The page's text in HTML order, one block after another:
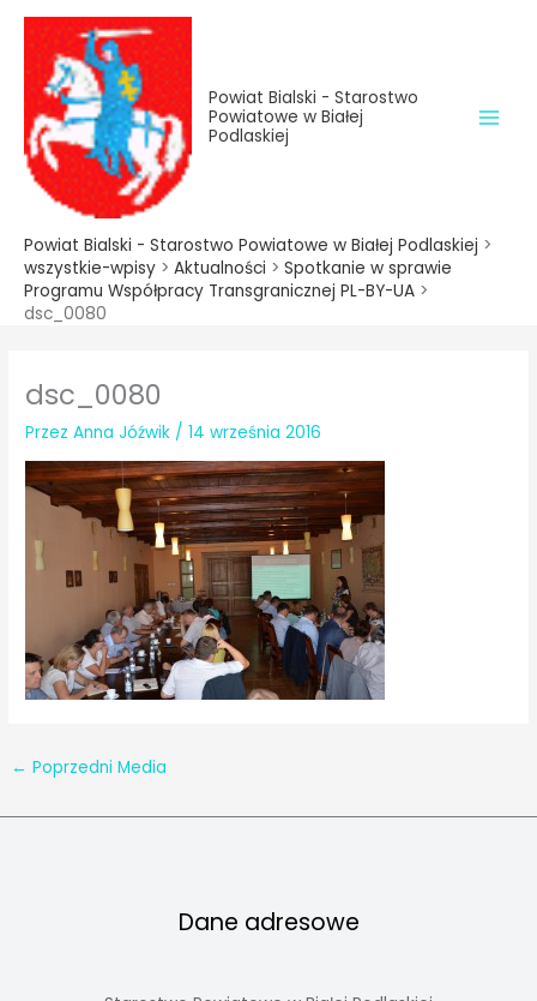
treści
Przejdź
treści
Powiat Bialski - Starostwo
Powiatowe w Białej
Podlaskiej
Powiat Bialski - Starostwo Powiatowe w Białej Podlaskiej >
wszystkie-wpisy > Aktualności > Spotkanie w sprawie
Programu Współpracy Transgranicznej PL-BY-UA >
dsc_0080
dsc_0080
PrzezAnna Jóźwik /14 września 2016
← Poprzedni Media
Dane adresowe